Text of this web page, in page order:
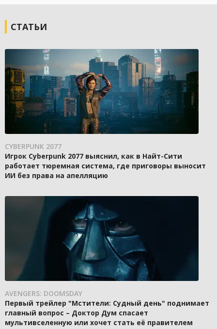
СТАТЬИ
CYBERPUNK 2077
Игрок Cyberpunk 2077 выяснил, как в Найт-Сити
работает тюремная система, где приговоры выносит
ИИ без права на апелляцию
AVENGERS: DOOMSDAY
Первый трейлер "Мстители: Судный день" поднимает
главный вопрос – Доктор Дум спасает
мультивселенную или хочет стать её правителем